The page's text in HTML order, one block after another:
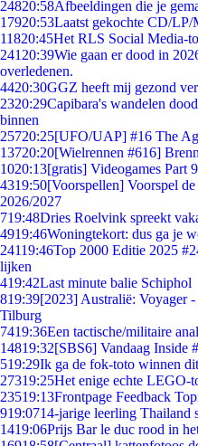
24820:58Afbeeldingen die je
17920:53Laatst gekochte CD/
11820:45Het RLS Social Media-
241 20:39Wie gaan er dood in
overledenen.
4420:30GGZ heeft mij gezond
2320:29Capibara's wandelen
binnen
25720:25[UFO/UAP] #16 The
13720:20[Wielrennen #616]
1020:13[gratis] Videogames Part
4319:50[Voorspellen] Voorspel
2026/2027
719:48Dries Roelvink spreekt
4919:46Woningtekort: dus ga je
24119:46Top 2000 Editie 2025
lijken
419:42Last minute balie Schiphol
819:39[2023] Australië: Voyager
Tilburg
7419:36Een tactische/militaire
14819:32[SBS6] Vandaag Inside
519:29Ik ga de fok-toto winnen
27319:25Het enige echte
23519:13Frontpage Feedback
919:0714-jarige leerling Thailand
1419:06Prijs Bar le duc rood in